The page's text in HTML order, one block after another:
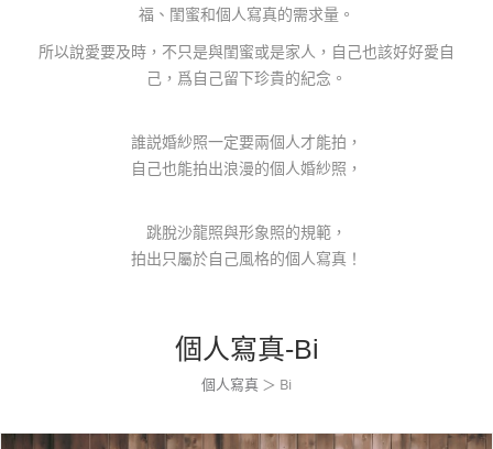
福、閨蜜和個人寫真的需求量。
所以說愛要及時，不只是與閨蜜或是家人，自己也該好好愛自
己，爲自己留下珍貴的紀念。
誰説婚紗照一定要兩個人才能拍，
自己也能拍出浪漫的個人婚紗照，
跳脫沙龍照與形象照的規範，
拍出只屬於自己風格的個人寫真！
個人寫真-Bi
個人寫真 ＞ Bi